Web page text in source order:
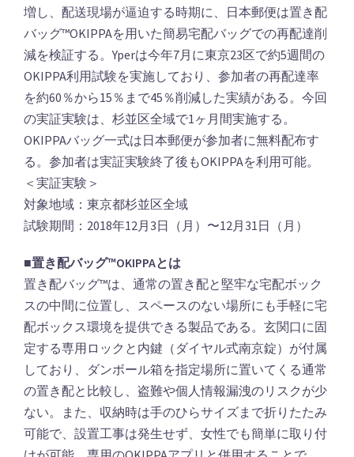
増し、配送現場が逼迫する時期に、日本郵便は置き配
バッグ™️OKIPPAを用いた簡易宅配バッグでの再配達削
減を検証する。Yperは今年7月に東京23区で約5週間の
OKIPPA利用試験を実施しており、参加者の再配達率
を約60％から15％まで45％削減した実績がある。今回
の実証実験は、杉並区全域で1ヶ月間実施する。
OKIPPAバッグ一式は日本郵便が参加者に無料配布す
る。参加者は実証実験終了後もOKIPPAを利用可能。
＜実証実験＞
対象地域：東京都杉並区全域
試験期間：2018年12月3日（月）〜12月31日（月）
■置き配バッグ™️OKIPPAとは
置き配バッグ™️は、通常の置き配と堅牢な宅配ボック
スの中間に位置し、スペースのない場所にも手軽に宅
配ボックス環境を提供できる製品である。玄関口に固
定する専用ロックと内鍵（ダイヤル式南京錠）が付属
しており、ダンボール箱を指定場所に置いてくる通常
の置き配と比較し、盗難や個人情報漏洩のリスクが少
ない。また、収納時は手のひらサイズまで折りたたみ
可能で、設置工事は発生せず、女性でも簡単に取り付